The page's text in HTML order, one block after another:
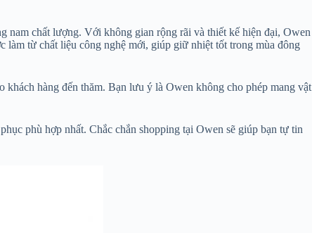
chất lượng. Với không gian rộng rãi và thiết kế hiện đại, Owen
làm từ chất liệu công nghệ mới, giúp giữ nhiệt tốt trong mùa đông
hàng đến thăm. Bạn lưu ý là Owen không cho phép mang vật
phù hợp nhất. Chắc chắn shopping tại Owen sẽ giúp bạn tự tin